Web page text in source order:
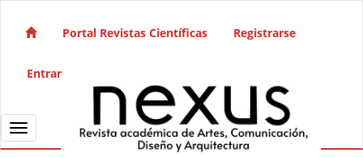
Navegación principal
Barra lateral
Portal Revistas Científicas Registrarse
Entrar
Toggle navigation